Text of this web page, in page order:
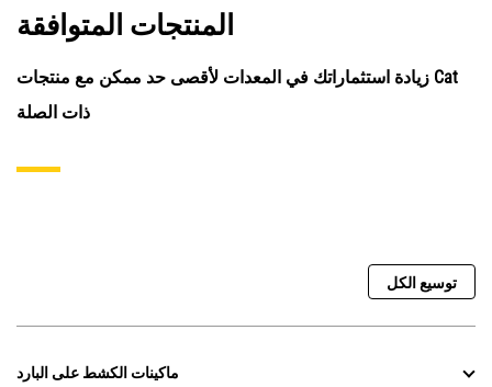
المنتجات المتوافقة
زيادة استثماراتك في المعدات لأقصى حد ممكن مع منتجات Cat
ذات الصلة
توسيع الكل
ماكينات الكشط على البارد